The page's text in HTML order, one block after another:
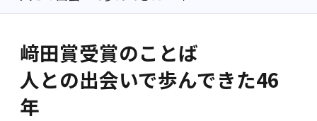
﨑田賞受賞のことば
人との出会いで歩んできた46
年